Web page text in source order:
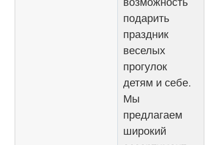
подарить
праздник
веселых
прогулок
детям и себе.
Мы
предлагаем
широкий